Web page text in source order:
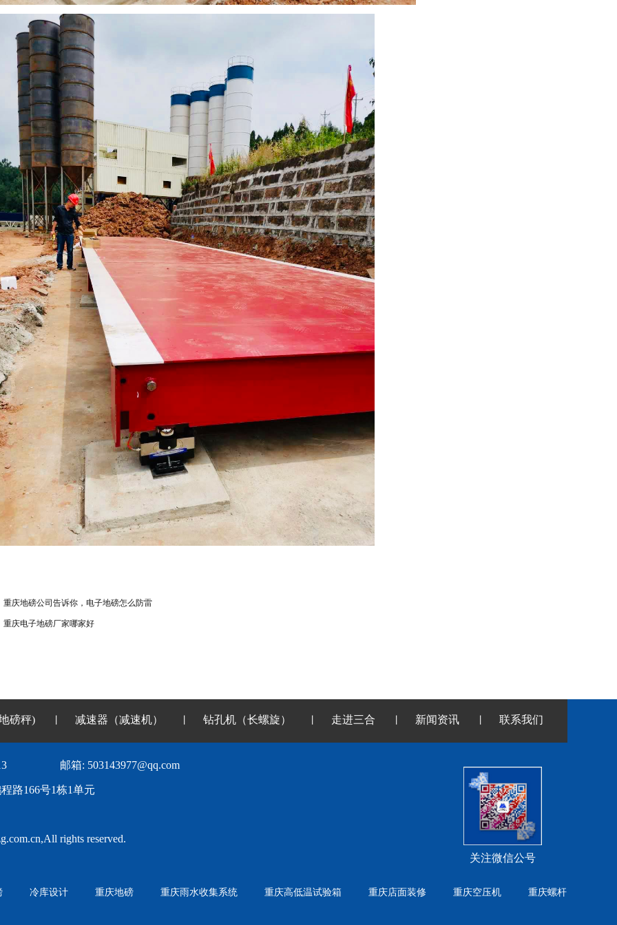
重庆地磅公司告诉你，电子地磅怎么防雷
重庆电子地磅厂家哪家好
磅秤) 减速器（减速机） 钻孔机（长螺旋） 走进三合 新闻资讯 联系我们
邮箱: 503143977@qq.com
路166号1栋1单元
rights reserved.
关注微信公号
冷库设计 重庆地磅 重庆雨水收集系统 重庆高低温试验箱 重庆店面装修 重庆空压机 重庆螺杆